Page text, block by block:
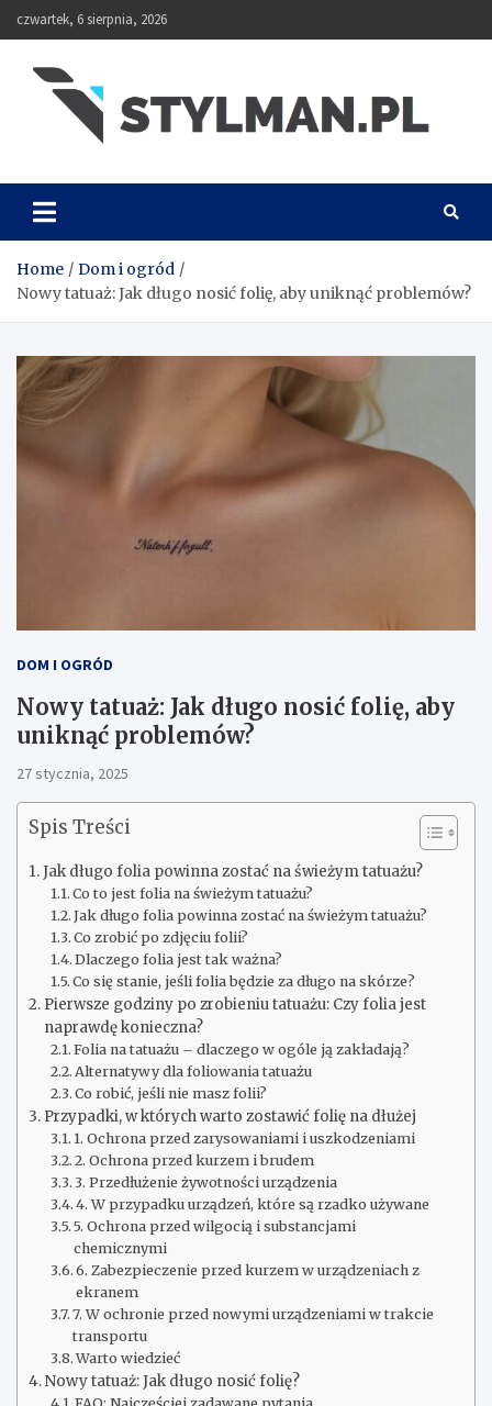
to
czwartek, 6 sierpnia, 2026
Stylman
Home
Dom i ogród
Nowy tatuaż: Jak długo nosić folię, aby uniknąć problemów?
DOM I OGRÓD
Nowy tatuaż: Jak długo nosić folię, aby
uniknąć problemów?
27 stycznia, 2025
Spis Treści
Jak długo folia powinna zostać na świeżym tatuażu?
Co to jest folia na świeżym tatuażu?
Jak długo folia powinna zostać na świeżym tatuażu?
Co zrobić po zdjęciu folii?
Dlaczego folia jest tak ważna?
Co się stanie, jeśli folia będzie za długo na skórze?
Pierwsze godziny po zrobieniu tatuażu: Czy folia jest
naprawdę konieczna?
Folia na tatuażu – dlaczego w ogóle ją zakładają?
Alternatywy dla foliowania tatuażu
Co robić, jeśli nie masz folii?
Przypadki, w których warto zostawić folię na dłużej
1. Ochrona przed zarysowaniami i uszkodzeniami
2. Ochrona przed kurzem i brudem
3. Przedłużenie żywotności urządzenia
4. W przypadku urządzeń, które są rzadko używane
5. Ochrona przed wilgocią i substancjami
chemicznymi
6. Zabezpieczenie przed kurzem w urządzeniach z
ekranem
7. W ochronie przed nowymi urządzeniami w trakcie
transportu
Warto wiedzieć
Nowy tatuaż: Jak długo nosić folię?